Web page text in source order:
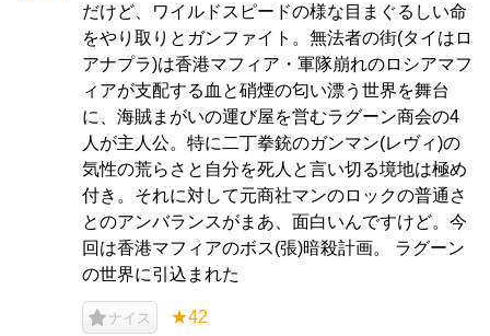
だけど、ワイルドスピードの様な目まぐるしい命
をやり取りとガンファイト。無法者の街(タイはロ
アナプラ)は香港マフィア・軍隊崩れのロシアマフ
ィアが支配する血と硝煙の匂い漂う世界を舞台
に、海賊まがいの運び屋を営むラグーン商会の4
人が主人公。特に二丁拳銃のガンマン(レヴィ)の
気性の荒らさと自分を死人と言い切る境地は極め
付き。それに対して元商社マンのロックの普通さ
とのアンバランスがまあ、面白いんですけど。今
回は香港マフィアのボス(張)暗殺計画。 ラグーン
の世界に引込まれた
ナイス ★42